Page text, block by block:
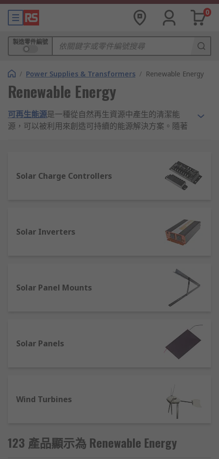
0
製造零件編號
/ Power Supplies & Transformers / Renewable Energy
Renewable Energy
可再生能源是一種從自然再生資源中產生的清潔能
源，可以被利用來創造可持續的能源解決方案。隨著
要。在 RS，您會找到各種可再生能源產品，以幫助
您變得更加可持續和節能，同時減少您的碳足跡和對
以下是主要的再生能源種類：
水力發電: 利用水流的動能發電，包括水壩式水
生物質能: 將生物質（如木材、農作物殘渣、動
物糞便等）轉化為能源。
海洋能: 利用海浪、潮汐、洋流等能量發電。
在 RS，我們認識到可再生能源在抗擊氣候變化和創
造更可持續的世界中發揮著重要作用。為了實現這些
能源，以供商業和家庭使用。這包括太陽能電池板
和所有相關配件，提供可
Solar Charge Controllers
Solar Inverters
Solar Panel Mounts
Solar Panels
Wind Turbines
123 產品顯示為 Renewable Energy